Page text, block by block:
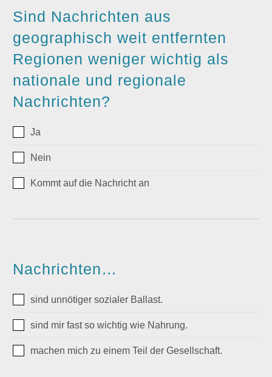
Sind Nachrichten aus
geographisch weit entfernten
Regionen weniger wichtig als
nationale und regionale
Nachrichten?
Ja
Nein
Kommt auf die Nachricht an
Nachrichten…
sind unnötiger sozialer Ballast.
sind mir fast so wichtig wie Nahrung.
machen mich zu einem Teil der Gesellschaft.